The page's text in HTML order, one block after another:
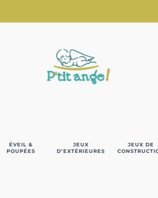
ÉVEIL &
POUPÉES
JEUX
D’EXTÉRIEURES
JEUX DE